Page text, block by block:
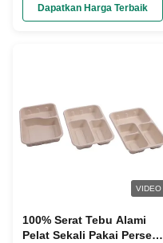
Pakai Kompos
Dapatkan Harga Terbaik
VIDEO
100% Serat Tebu Alami
Pelat Sekali Pakai Persegi